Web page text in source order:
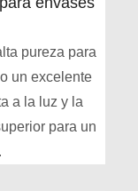
pureza para
un excelente
a la luz y la
para un